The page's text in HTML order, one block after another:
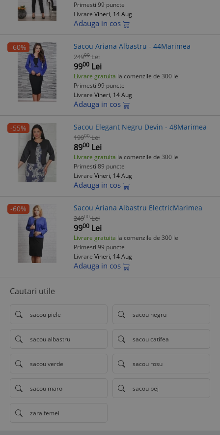
Primesti 99 puncte
Livrare Vineri, 14 Aug
Adauga in cos
-60% Sacou Ariana Albastru - 44Marimea
24900 Lei
9900 Lei
Livrare gratuita la comenzile de 300 lei
Primesti 99 puncte
Livrare Vineri, 14 Aug
Adauga in cos
-55% Sacou Elegant Negru Devin - 48Marimea
19900 Lei
8900 Lei
Livrare gratuita la comenzile de 300 lei
Primesti 89 puncte
Livrare Vineri, 14 Aug
Adauga in cos
-60% Sacou Ariana Albastru ElectricMarimea
24900 Lei
9900 Lei
Livrare gratuita la comenzile de 300 lei
Primesti 99 puncte
Livrare Vineri, 14 Aug
Adauga in cos
Cautari utile
sacou piele sacou negru
sacou albastru sacou catifea
sacou verde sacou rosu
sacou maro sacou bej
zara femei